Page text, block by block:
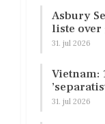
Asbury
liste
31. jul 2026
Vietnam:
31. jul 2026